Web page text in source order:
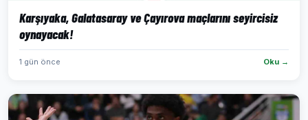
Karşıyaka, Galatasaray ve Çayırova maçlarını seyircisiz
oynayacak!
1 gün önce Oku →